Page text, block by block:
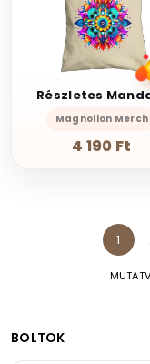
BOLTOK
Részletes
Magnolion Merch
4 190 Ft
1